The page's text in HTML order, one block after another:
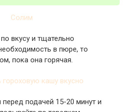
вкусу и тщательно
в пюре, то
пока она горячая.
подачей 15-20 минут и